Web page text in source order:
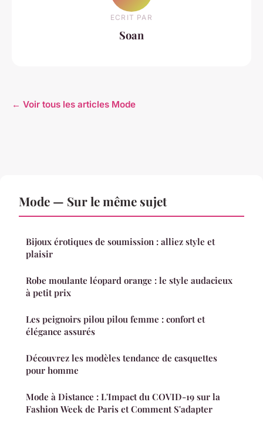
ECRIT PAR
Soan
← Voir tous les articles Mode
Mode — Sur le même sujet
Bijoux érotiques de soumission : alliez style et
plaisir
Robe moulante léopard orange : le style audacieux
à petit prix
Les peignoirs pilou pilou femme : confort et
élégance assurés
Découvrez les modèles tendance de casquettes
pour homme
Mode à Distance : L'Impact du COVID-19 sur la
Fashion Week de Paris et Comment S'adapter